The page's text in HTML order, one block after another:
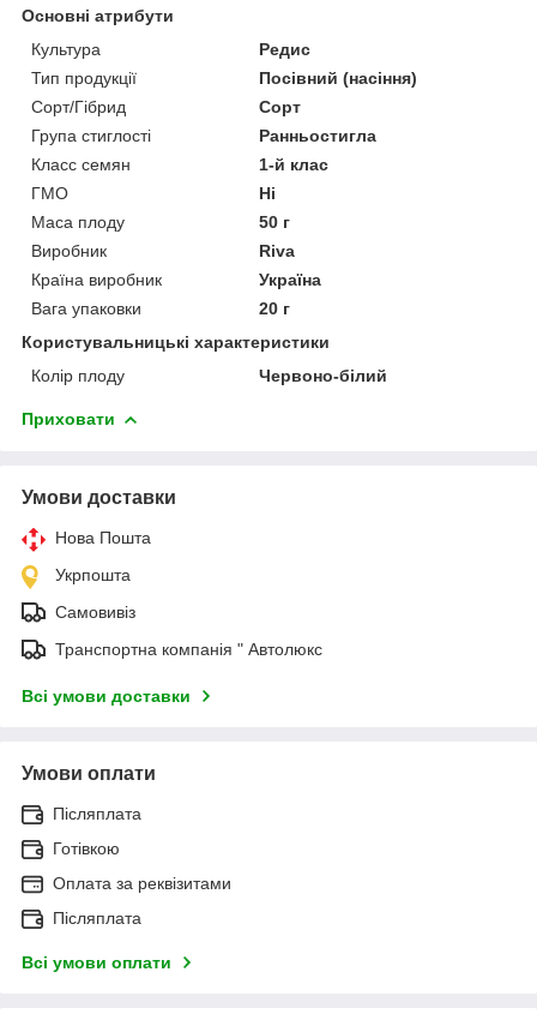
Основні атрибути
Культура
Редис
Тип продукції
Посівний (насіння)
Сорт/Гібрид
Сорт
Група стиглості
Ранньостигла
Класс семян
1-й клас
ГМО
Ні
Маса плоду
50 г
Виробник
Riva
Країна виробник
Україна
Вага упаковки
20 г
Користувальницькі характеристики
Колір плоду
Червоно-білий
Приховати
Умови доставки
Нова Пошта
Укрпошта
Самовивіз
Транспортна компанія " Автолюкс
Всі умови доставки
Умови оплати
Післяплата
Готівкою
Оплата за реквізитами
Післяплата
Всі умови оплати